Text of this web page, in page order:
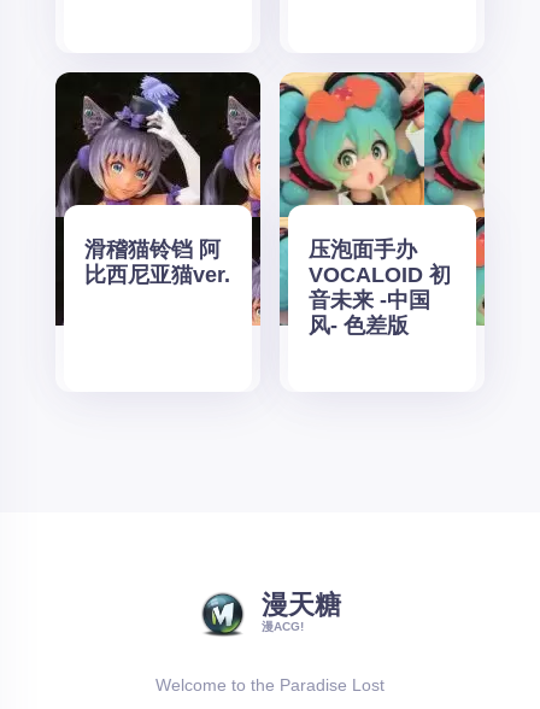
滑稽猫铃铛 阿
比西尼亚猫ver.
压泡面手办
VOCALOID 初
音未来 -中国
风- 色差版
漫天糖
漫ACG!
Welcome to the Paradise Lost